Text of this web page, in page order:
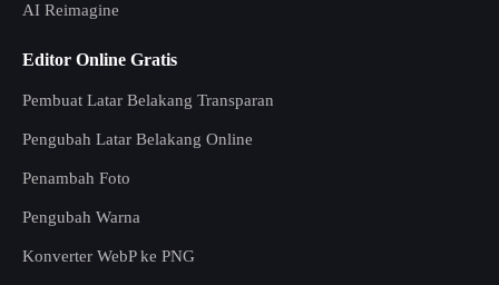
AI Reimagine
Editor Online Gratis
Pembuat Latar Belakang Transparan
Pengubah Latar Belakang Online
Penambah Foto
Pengubah Warna
Konverter WebP ke PNG